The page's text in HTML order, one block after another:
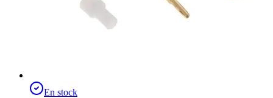
En stock